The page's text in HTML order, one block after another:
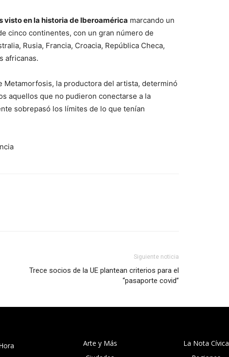
visto en la historia de Iberoamérica marcando un
cinco continentes, con un gran número de
Rusia, Francia, Croacia, República Checa,
africanas.
la productora del artista, determinó
aquellos que no pudieron conectarse a la
sobrepasó los límites de lo que tenían
Siguiente noticia
Trece socios de la UE plantean criterios para el
“pasaporte covid”
Arte y Más
La Nota Cívica